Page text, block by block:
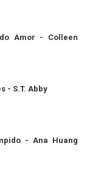
Amor - Colleen
- S.T. Abby
- Ana Huang